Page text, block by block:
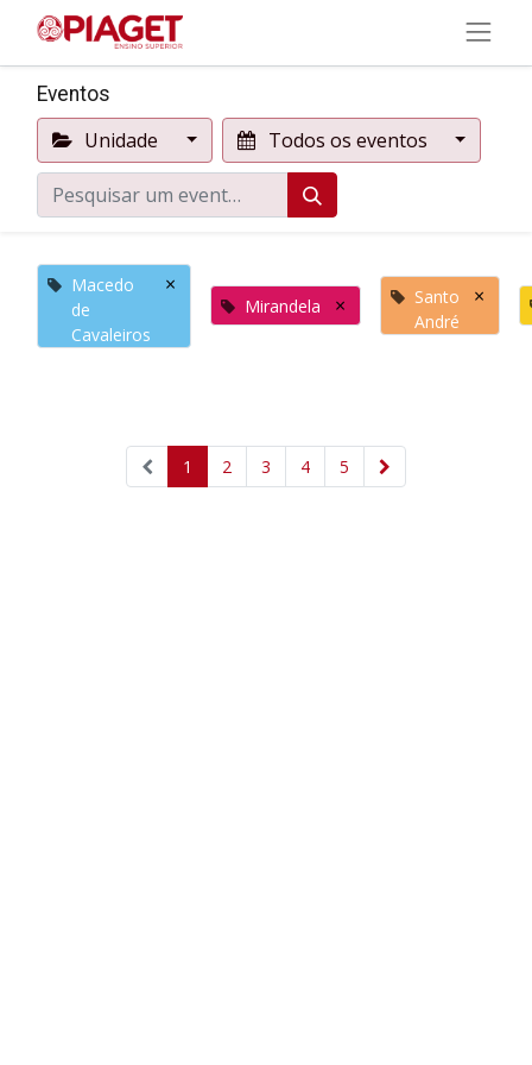
Eventos
Unidade Todos os eventos
Macedo
de
Cavaleiros
×
Mirandela ×
Santo
André
×
1 2 3 4 5